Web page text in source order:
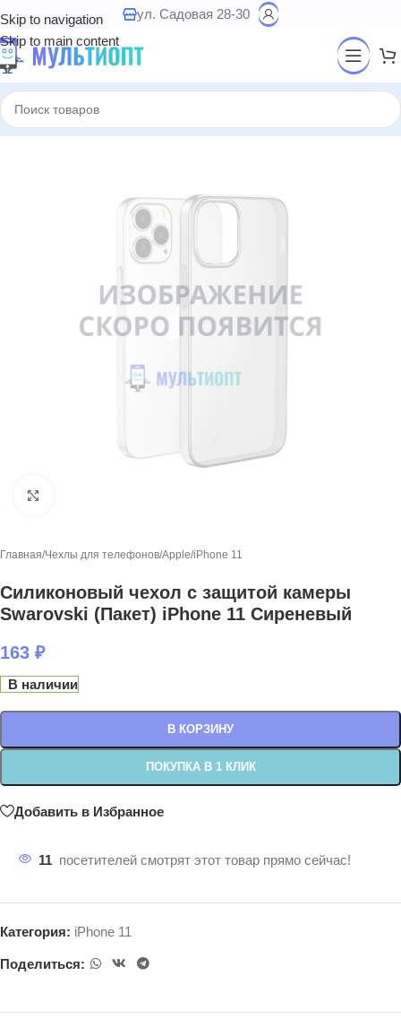
Skip to navigation
Skip to main content
ул. Садовая 28-30
Главная/Чехлы для телефонов/Apple/iPhone 11
Силиконовый чехол с защитой камеры
Swarovski (Пакет) iPhone 11 Сиреневый
163 ₽
В наличии
В КОРЗИНУ
ПОКУПКА В 1 КЛИК
Добавить в Избранное
11 посетителей смотрят этот товар прямо сейчас!
Категория: iPhone 11
Поделиться: